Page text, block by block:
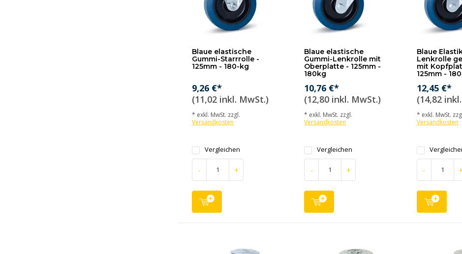
Blaue elastische
Gummi-Starrrolle -
125mm - 180-kg
9,26 €*
(11,02 inkl. MwSt.)
* exkl. MwSt. zzgl.
Versandkosten
Vergleichen
- +
Blaue elastische
Gummi-Lenkrolle mit
Oberplatte - 125mm -
180kg
10,76 €*
(12,80 inkl. MwSt.)
* exkl. MwSt. zzgl.
Versandkosten
Vergleichen
- +
Blaue
Lenkrolle
mit
125mm -
12,45 €*
(14,82
* exkl. MwSt.
Versandkosten
- +